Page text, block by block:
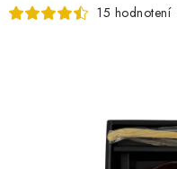
POTRAVINY A NÁPOJE
15 hodnotení